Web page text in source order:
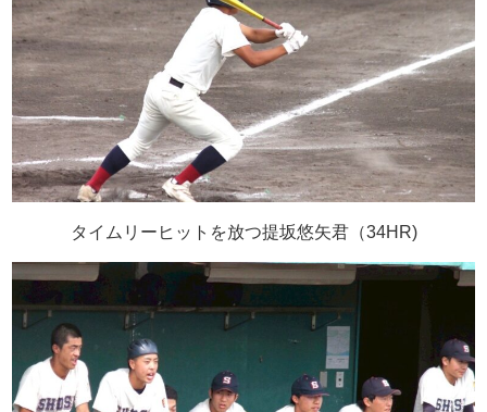
タイムリーヒットを放つ提坂悠矢君（34HR)